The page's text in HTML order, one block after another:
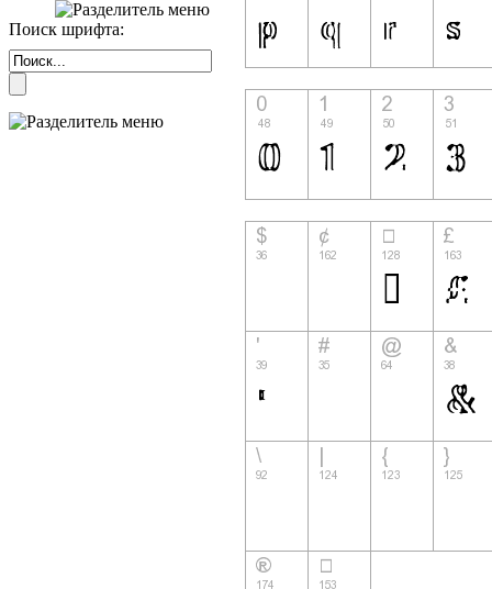
Поиск шрифта: